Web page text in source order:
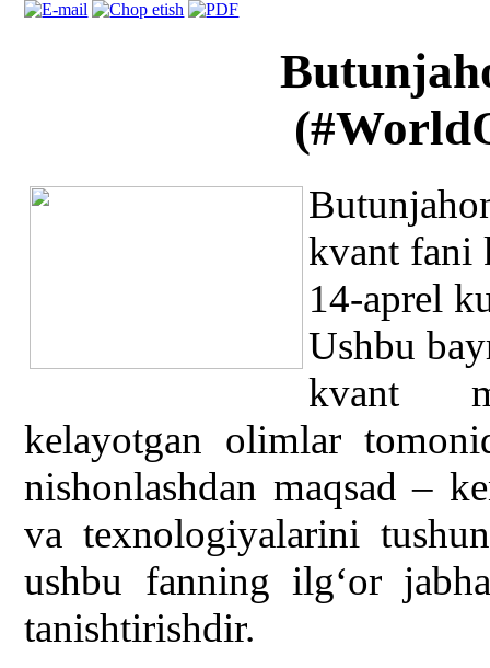
(
kvant fani
14-aprel
Ushbu
kvant
kelayotgan olimlar
nishonlashdan maqsad –
va texnologiyalarini
ushbu fanning ilg‘or
tanishtirishdir.